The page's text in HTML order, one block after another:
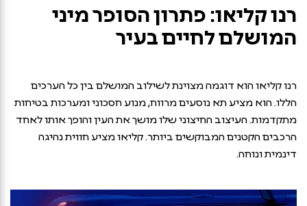
רנו קליאו: פתרון הסופר מיני
המושלם לחיים בעיר
רנו קליאו הוא דוגמה מצוינת לשילוב המושלם בין כל הערכים
הללו. הוא מציע תא נוסעים מרווח, מנוע חסכוני ומערכות בטיחות
מתקדמות. העיצוב החיצוני שלו מושך את העין והופך אותו לאחד
הרכבים הקטנים המבוקשים ביותר. קליאו מציע חווית נהיגה
דינמית ונוחה.